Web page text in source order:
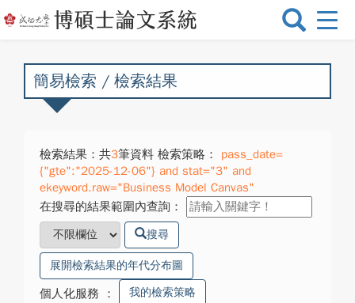
選
換
簡易檢索 / 檢索結果
檢索結果：共3筆資料 檢索策略：
pass_date=
{"gte":"2025-12-06"} and stat="3" and
ekeyword.raw="Business Model Canvas"
在搜尋的結果範圍內查詢：
搜尋
展開檢索結果的年代分布圖
個人化服務 ： 我的檢索策略